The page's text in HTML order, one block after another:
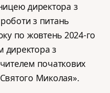
директора з
з питань
по жовтень 2024-го
директора з
початкових
Миколая».